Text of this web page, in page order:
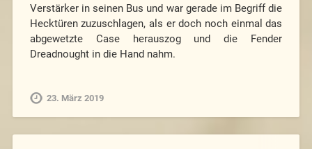
Verstärker in seinen Bus und war gerade im Begriff die
Hecktüren zuzuschlagen, als er doch noch einmal das
abgewetzte Case herauszog und die Fender
Dreadnought in die Hand nahm.
23. März 2019